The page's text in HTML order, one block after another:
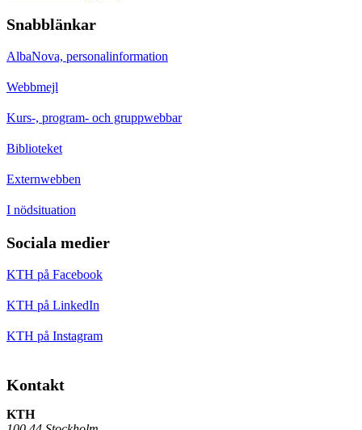
Snabblänkar
AlbaNova, personalinformation
Webbmejl
Kurs-, program- och gruppwebbar
Biblioteket
Externwebben
I nödsituation
Sociala medier
KTH på Facebook
KTH på LinkedIn
KTH på Instagram
Kontakt
KTH